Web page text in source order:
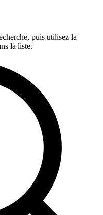
puis utilisez la
la liste.